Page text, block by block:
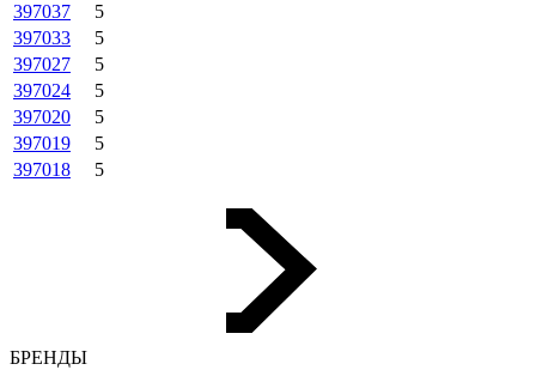
397037
5
397033
5
397027
5
397024
5
397020
5
397019
5
397018
5
БРЕНДЫ